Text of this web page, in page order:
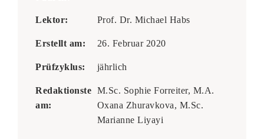
Lektor: Prof. Dr. Michael Habs
Erstellt am: 26. Februar 2020
Prüfzyklus: jährlich
Redaktionste
am:
M.Sc. Sophie Forreiter, M.A.
Oxana Zhuravkova, M.Sc.
Marianne Liyayi